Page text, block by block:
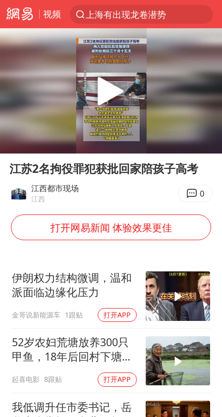
视频
上海有出现龙卷潜势
王传君 《披荆斩棘》
上海：5号线16号线浦江线全线停运
今日15时起福州地铁高架区段停运
泰国：高度重视中国游客旅游体验
上海大部迎大暴雨
蒯曼挺进WTT横滨冠军赛女单四强
以军士兵把枪口对准中国记者
笔试第一被劝弃考涉事副校长被撤职
白海豚5次眼壁置换
构建更高水平的全民健身公共服务体系
Play
00:00 00:12
江苏2名拘役罪犯获批回家陪孩子高考
江西都市现场
江西 0
打开网易新闻 体验效果更佳
伊朗权力结构微调，温和
派面临边缘化压力
金哥说新能源车 1跟贴 打开APP
52岁农妇荒塘放养300只
甲鱼，18年后回村下塘瞬
起喜电影 8跟贴 打开APP
我低调升任市委书记，岳